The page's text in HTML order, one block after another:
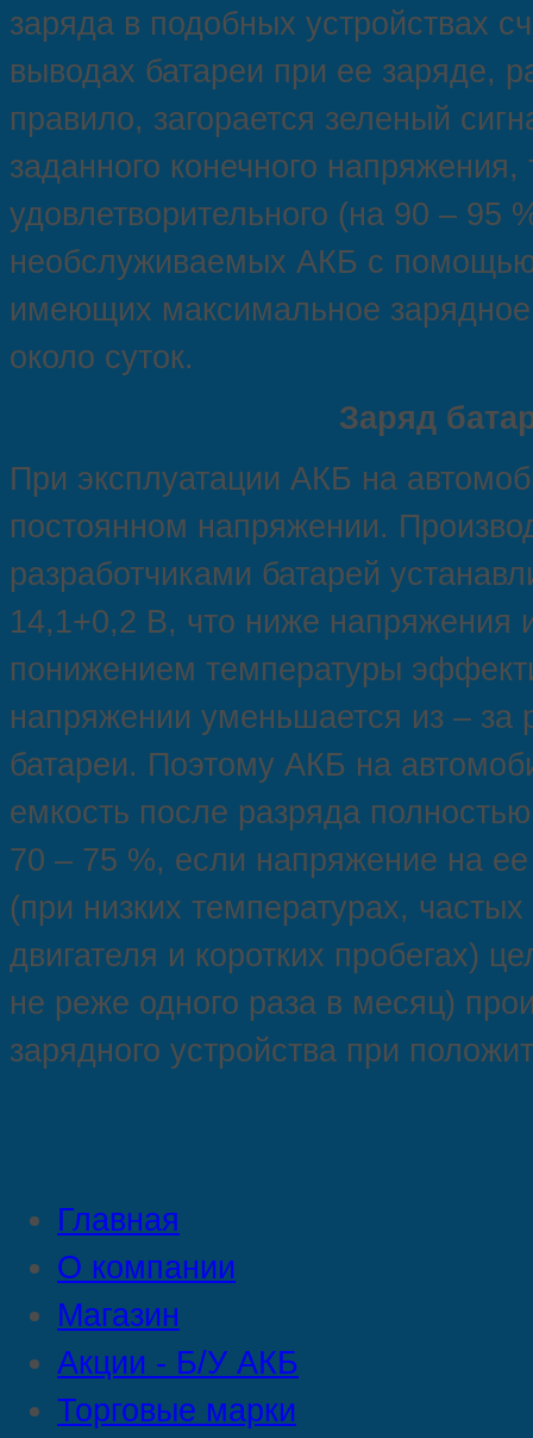
заряда в подобных устройствах
выводах батареи при ее заряде,
правило, загорается зеленый
заданного конечного
удовлетворительного (на 90 – 95
необслуживаемых АКБ с
имеющих максимальное
около суток.
Заряд
При эксплуатации АКБ на
постоянном напряжении.
разработчиками батарей
14,1+0,2 В, что ниже напряжения
понижением температуры
напряжении уменьшается из – за
батареи. Поэтому АКБ на
емкость после разряда
70 – 75 %, если напряжение на
(при низких температурах,
двигателя и коротких пробегах)
не реже одного раза в месяц)
зарядного устройства при
Главная
О компании
Магазин
Акции - Б/У АКБ
Торговые марки